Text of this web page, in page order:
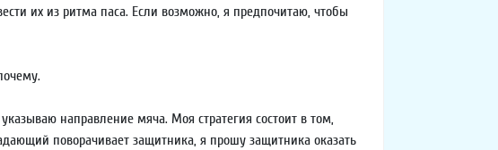
их из ритма паса. Если возможно, я предпочитаю, чтобы
направление мяча. Моя стратегия состоит в том,
поворачивает защитника, я прошу защитника оказать